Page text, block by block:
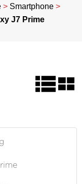
> Smartphone>
J7 Prime